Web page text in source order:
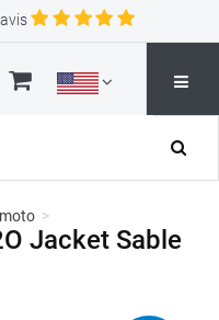
>
Jacket Sable